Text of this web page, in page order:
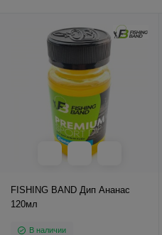
FISHING BAND Дип Ананас
120мл
В наличии